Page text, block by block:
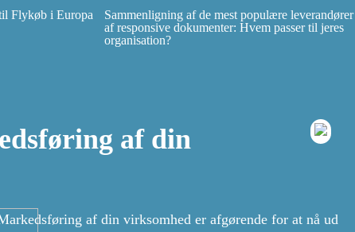
Flykøb i Europa
Sammenligning af de mest populære leverandører
af responsive dokumenter: Hvem passer til jeres
organisation?
af din
af din virksomhed er afgørende for at nå ud